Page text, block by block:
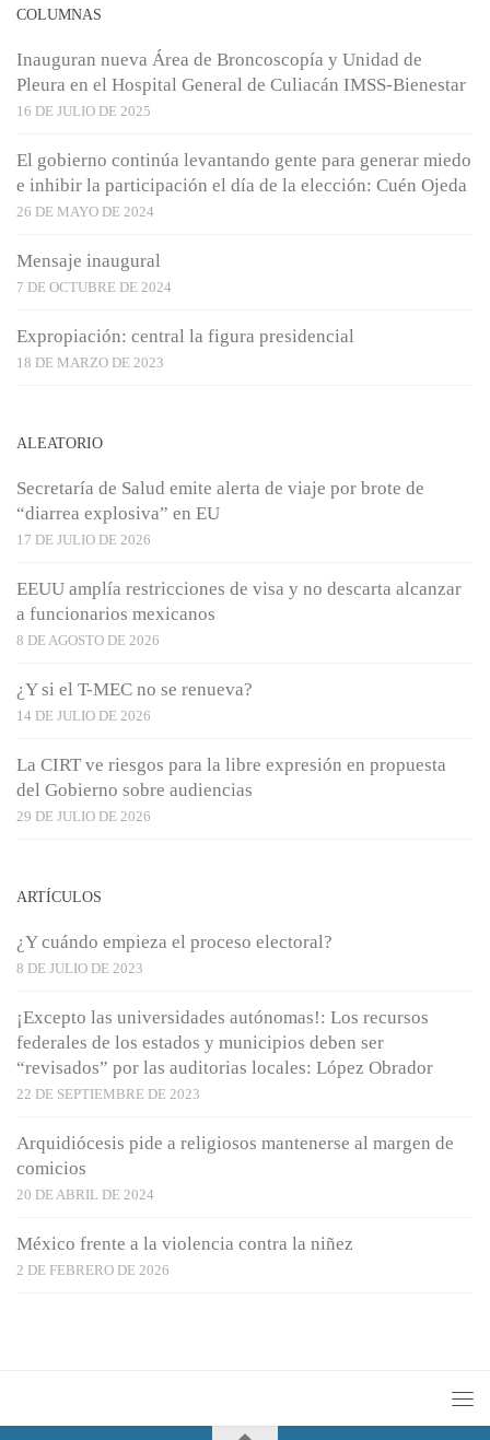
COLUMNAS
Inauguran nueva Área de Broncoscopía y Unidad de
Pleura en el Hospital General de Culiacán IMSS-Bienestar
16 DE JULIO DE 2025
El gobierno continúa levantando gente para generar miedo
e inhibir la participación el día de la elección: Cuén Ojeda
26 DE MAYO DE 2024
Mensaje inaugural
7 DE OCTUBRE DE 2024
Expropiación: central la figura presidencial
18 DE MARZO DE 2023
ALEATORIO
Secretaría de Salud emite alerta de viaje por brote de
“diarrea explosiva” en EU
17 DE JULIO DE 2026
EEUU amplía restricciones de visa y no descarta alcanzar
a funcionarios mexicanos
8 DE AGOSTO DE 2026
¿Y si el T-MEC no se renueva?
14 DE JULIO DE 2026
La CIRT ve riesgos para la libre expresión en propuesta
del Gobierno sobre audiencias
29 DE JULIO DE 2026
ARTÍCULOS
¿Y cuándo empieza el proceso electoral?
8 DE JULIO DE 2023
¡Excepto las universidades autónomas!: Los recursos
federales de los estados y municipios deben ser
“revisados” por las auditorias locales: López Obrador
22 DE SEPTIEMBRE DE 2023
Arquidiócesis pide a religiosos mantenerse al margen de
comicios
20 DE ABRIL DE 2024
México frente a la violencia contra la niñez
2 DE FEBRERO DE 2026